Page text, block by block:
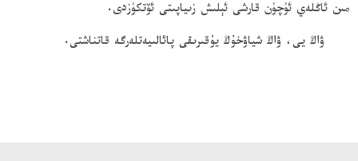
مىن ئاڭلەي ئۈچۈن قارشى ئېلىش زىياپىتى ئۆتكۈزدى.
ۋاڭ يى، ۋاڭ شياۋخۇڭ يۇقىرىقى پائالىيەتلەرگە قاتناشتى.